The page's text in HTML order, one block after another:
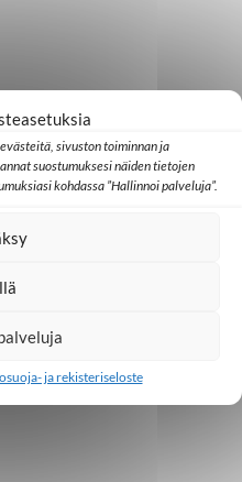
sivuston toiminnan ja
suostumuksesi näiden tietojen
kohdassa ”Hallinnoi palveluja”.
ja rekisteriseloste